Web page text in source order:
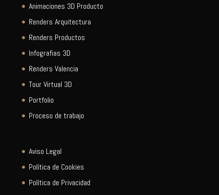
Animaciones 3D Producto
Renders Arquitectura
Renders Productos
Infografias 3D
Renders Valencia
Tour Virtual 3D
Portfolio
Proceso de trabajo
Aviso Legal
Política de Cookies
Política de Privacidad